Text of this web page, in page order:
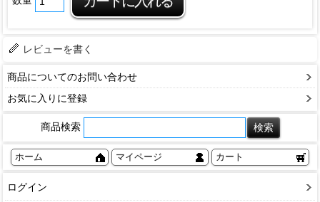
レビューを書く
商品についてのお問い合わせ
お気に入りに登録
商品検索
ホーム マイページ カート
ログイン